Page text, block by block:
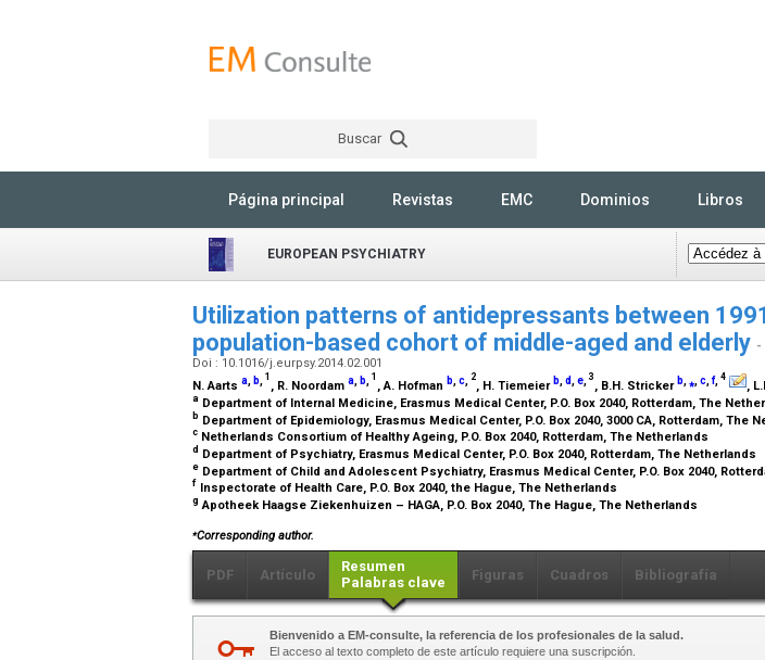
Buscar
Página principal Revistas EMC Dominios Libros
EUROPEAN PSYCHIATRY
Utilization patterns of antidepressants between
population-based cohort of middle-aged and elderly -
Doi : 10.1016/j.eurpsy.2014.02.001
N. Aarts a, b, 1
, R. Noordam a, b, 1
, A. Hofman b,c, 2
, H. Tiemeier b,d,e, 3
, B.H. Stricker b,⁎,c,f, 4
,
a Department of Internal Medicine, Erasmus Medical Center, P.O. Box 2040, Rotterdam, The
b Department of Epidemiology, Erasmus Medical Center, P.O. Box 2040, 3000 CA, Rotterdam, The
c Netherlands Consortium of Healthy Ageing, P.O. Box 2040, Rotterdam, The Netherlands
d Department of Psychiatry, Erasmus Medical Center, P.O. Box 2040, Rotterdam, The Netherlands
e Department of Child and Adolescent Psychiatry, Erasmus Medical Center, P.O. Box 2040,
f Inspectorate of Health Care, P.O. Box 2040, the Hague, The Netherlands
g Apotheek Haagse Ziekenhuizen – HAGA, P.O. Box 2040, The Hague, The Netherlands
⁎Corresponding author.
PDF Artículo
Resumen
Palabras clave
Figuras Cuadros Bibliografía
Bienvenido a EM-consulte, la referencia de los profesionales de la salud.
El acceso al texto completo de este artículo requiere una suscripción.